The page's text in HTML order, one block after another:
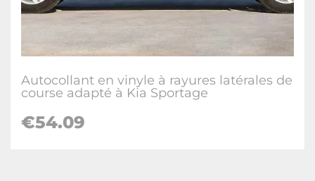
Autocollant en vinyle à rayures latérales de
course adapté à Kia Sportage
€54.09